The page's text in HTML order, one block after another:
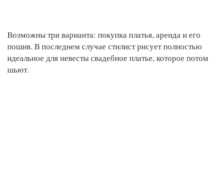
Возможны три варианта: покупка платья, аренда и его
пошив. В последнем случае стилист рисует полностью
идеальное для невесты свадебное платье, которое потом
шьют.